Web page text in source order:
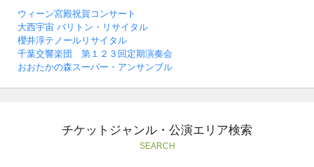
ウィーン宮殿祝賀コンサート
大西宇宙 バリトン・リサイタル
櫻井淳テノールリサイタル
千葉交響楽団 第１２３回定期演奏会
おおたかの森スーパー・アンサンブル
チケットジャンル・公演エリア検索
SEARCH